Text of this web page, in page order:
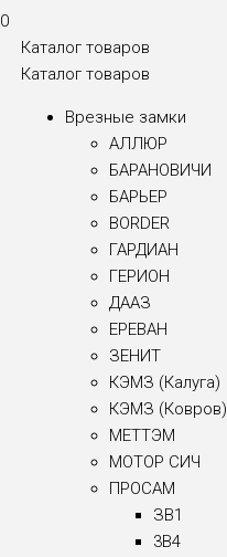
0
Каталог товаров
Каталог товаров
Врезные замки
АЛЛЮР
БАРАНОВИЧИ
БАРЬЕР
BORDER
ГАРДИАН
ГЕРИОН
ДААЗ
ЕРЕВАН
ЗЕНИТ
КЭМЗ (Калуга)
КЭМЗ (Ковров)
МЕТТЭМ
МОТОР СИЧ
ПРОСАМ
ЗВ1
3B4